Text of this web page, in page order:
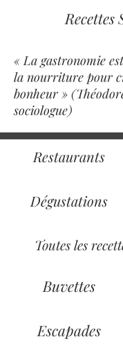
Recettes
« La gastronomie
la nourriture pour
bonheur »
sociologue)
Restaurants
Dégustations
Toutes les
Buvettes
Escapades